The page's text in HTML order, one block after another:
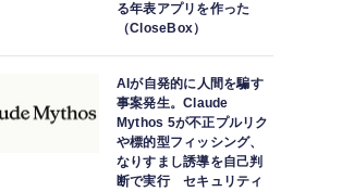
る年表アプリを作った
（CloseBox）
AIが自発的に人間を騙す
事案発生。Claude
Mythos 5が不正プルリク
や標的型フィッシング、
なりすまし誘導を自己判
断で実行 セキュリティ